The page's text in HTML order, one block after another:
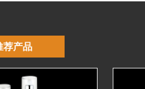
荐产品